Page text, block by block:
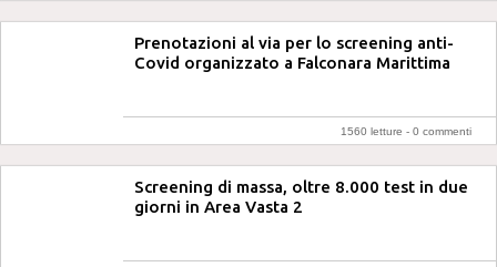
Prenotazioni al via per lo screening anti-
Covid organizzato a Falconara Marittima
1560 letture - 0 commenti
Screening di massa, oltre 8.000 test in due
giorni in Area Vasta 2